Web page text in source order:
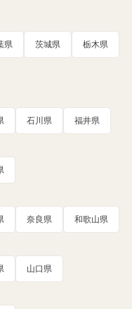
県 茨城県 栃木県
石川県 福井県
奈良県 和歌山県
山口県